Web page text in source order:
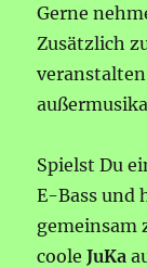
Gerne
Zusätzlich
Spielst Du
E-Bass und
gemeinsam
cooleJuKa